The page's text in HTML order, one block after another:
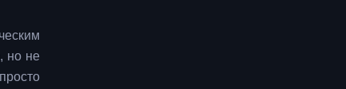
но не